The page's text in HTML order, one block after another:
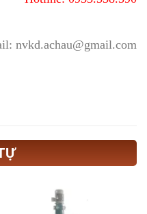
nvkd.achau@gmail.com